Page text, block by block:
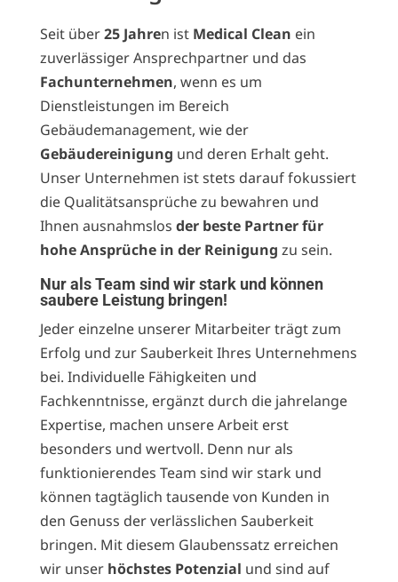
Seit über25 Jahren ist Medical Clean ein
zuverlässiger Ansprechpartner und das
Fachunternehmen, wenn es um
Dienstleistungen im Bereich
Gebäudemanagement, wie der
Gebäudereinigung und deren Erhalt geht.
Unser Unternehmen ist stets darauf fokussiert
die Qualitätsansprüche zu bewahren und
Ihnen ausnahmslos der beste Partner für
hohe Ansprüche in der Reinigung zu sein.
Nur als Team sind wir stark und können
saubere Leistung bringen!
Jeder einzelne unserer Mitarbeiter trägt zum
Erfolg und zur Sauberkeit Ihres Unternehmens
bei. Individuelle Fähigkeiten und
Fachkenntnisse, ergänzt durch die jahrelange
Expertise, machen unsere Arbeit erst
besonders und wertvoll. Denn nur als
funktionierendes Team sind wir stark und
können tagtäglich tausende von Kunden in
den Genuss der verlässlichen Sauberkeit
bringen. Mit diesem Glaubenssatz erreichen
wir unser höchstes Potenzial und sind auf